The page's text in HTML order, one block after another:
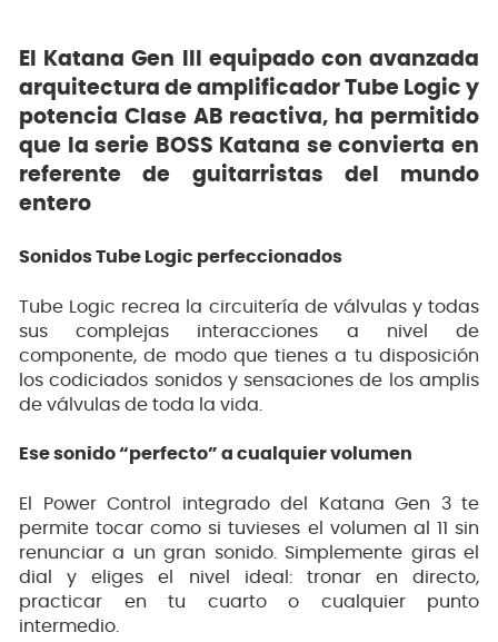
El Katana Gen III equipado con avanzada
arquitectura de amplificador Tube Logic y
potencia Clase AB reactiva, ha permitido
que la serie BOSS Katana se convierta en
referente de guitarristas del mundo
entero
Sonidos Tube Logic perfeccionados
Tube Logic recrea la circuitería de válvulas y todas
sus complejas interacciones a nivel de
componente, de modo que tienes a tu disposición
los codiciados sonidos y sensaciones de los amplis
de válvulas de toda la vida.
Ese sonido “perfecto” a cualquier volumen
El Power Control integrado del Katana Gen 3 te
permite tocar como si tuvieses el volumen al 11 sin
renunciar a un gran sonido. Simplemente giras el
dial y eliges el nivel ideal: tronar en directo,
practicar en tu cuarto o cualquier punto
intermedio.